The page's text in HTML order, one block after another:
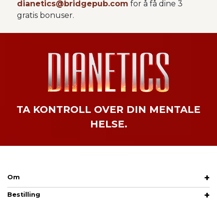
dianetics@bridgepub.com for å få dine 3
gratis bonuser.
TA KONTROLL OVER DIN MENTALE
HELSE.
Om
Bestilling